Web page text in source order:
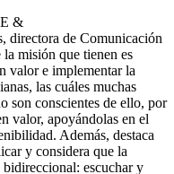
&
directora de Comunicación
misión que tienen es
valor e implementar la
las cuáles muchas
son conscientes de ello, por
valor, apoyándolas en el
Además, destaca
y considera que la
bidireccional: escuchar y